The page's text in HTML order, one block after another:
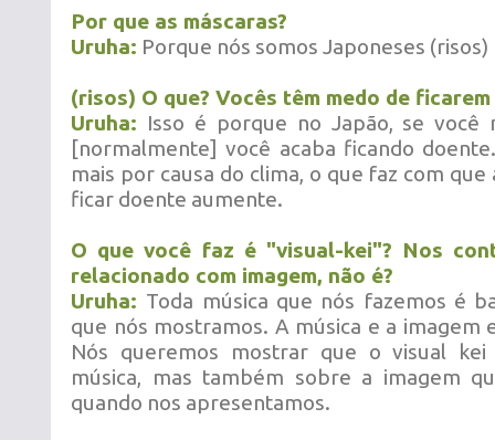
Por que as máscaras?
Uruha: Porque nós somos Japoneses (risos)
(risos) O que? Vocês têm medo de
Uruha: Isso é porque no Japão, se você
[normalmente] você acaba ficando
mais por causa do clima, o que faz com
ficar doente aumente.
O que você faz é "visual-kei"? Nos
relacionado com imagem, não é?
Uruha: Toda música que nós fazemos é
que nós mostramos. A música e a imagem
Nós queremos mostrar que o visual
música, mas também sobre a imagem
quando nos apresentamos.